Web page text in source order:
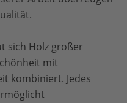
sich Holz großer
mit
kombiniert. Jedes